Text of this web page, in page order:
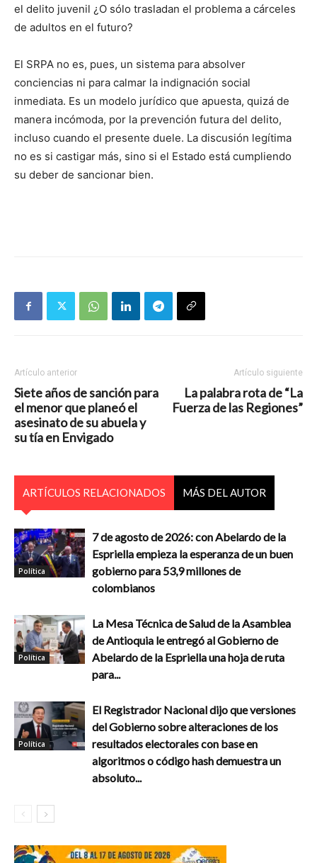
el delito juvenil ¿O sólo trasladan el problema a cárceles
de adultos en el futuro?
El SRPA no es, pues, un sistema para absolver
conciencias ni para calmar la indignación social
inmediata. Es un modelo jurídico que apuesta, quizá de
manera incómoda, por la prevención futura del delito,
incluso cuando el presente duele. La discusión legítima
no es si castigar más, sino si el Estado está cumpliendo
su deber de sancionar bien.
Artículo anterior
Siete años de sanción para
el menor que planeó el
asesinato de su abuela y
su tía en Envigado
Artículo siguiente
La palabra rota de “La
Fuerza de las Regiones”
ARTÍCULOS RELACIONADOS MÁS DEL AUTOR
Política
7 de agosto de 2026: con Abelardo de la
Espriella empieza la esperanza de un buen
gobierno para 53,9 millones de
colombianos
Política
La Mesa Técnica de Salud de la Asamblea
de Antioquia le entregó al Gobierno de
Abelardo de la Espriella una hoja de ruta
para...
Política
El Registrador Nacional dijo que versiones
del Gobierno sobre alteraciones de los
resultados electorales con base en
algoritmos o código hash demuestra un
absoluto...